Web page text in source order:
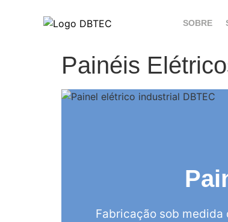
SOBRE
Painéis
Fabricação sob